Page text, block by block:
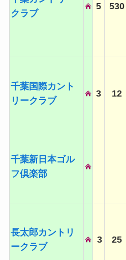
クラブ
5 530
千葉国際カント
リークラブ
3 12
千葉新日本ゴル
フ倶楽部
長太郎カントリ
ークラブ
3 25